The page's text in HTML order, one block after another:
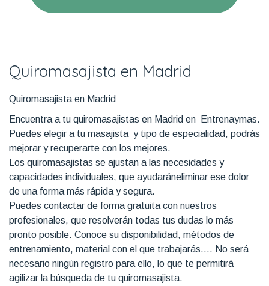
Quiromasajista en Madrid
Quiromasajista en Madrid
Encuentra a tu quiromasajistas en Madrid en Entrenaymas.
Puedes elegir a tu masajista y tipo de especialidad, podrás
mejorar y recuperarte con los mejores.
Los quiromasajistas se ajustan a las necesidades y
capacidades individuales, que ayudaráneliminar ese dolor
de una forma más rápida y segura.
Puedes contactar de forma gratuita con nuestros
profesionales, que resolverán todas tus dudas lo más
pronto posible. Conoce su disponibilidad, métodos de
entrenamiento, material con el que trabajarás…. No será
necesario ningún registro para ello, lo que te permitirá
agilizar la búsqueda de tu quiromasajista.